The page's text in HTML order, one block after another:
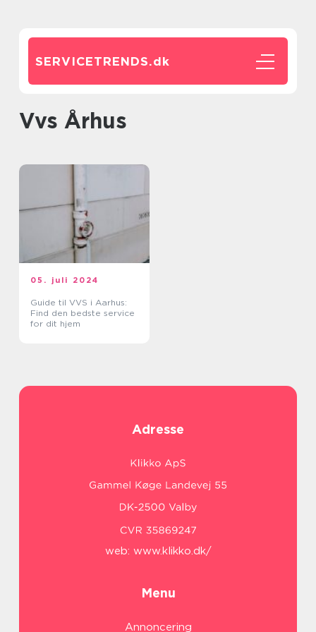
SERVICETRENDS.dk
Vvs Århus
05. juli 2024
Guide til VVS i Aarhus:
Find den bedste service
for dit hjem
Adresse
web: www.klikko.dk/
Menu
Annoncering